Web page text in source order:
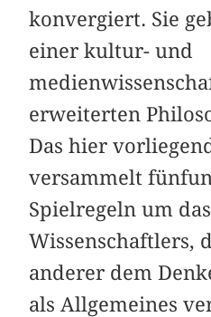
konvergiert. Sie
einer kultur- und
erweiterten
Das hier
versammelt
Spielregeln um
Wissenschaftlers,
anderer dem
als Allgemeines